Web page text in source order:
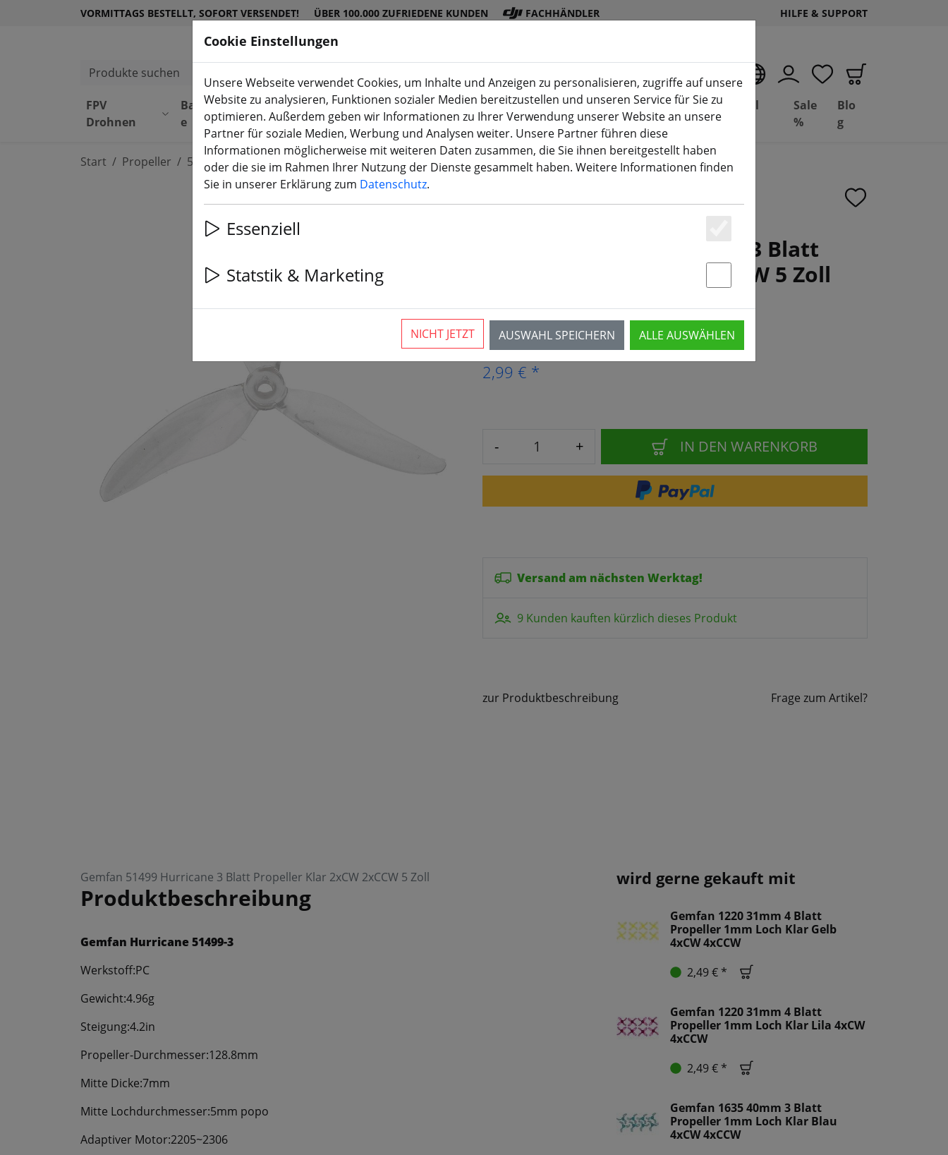
VORMITTAGS BESTELLT, SOFORT VERSENDET! ÜBER 100.000 ZUFRIEDENE KUNDEN FACHHÄNDLER HILFE & SUPPORT
Produkte suchen
FPV
Drohnen
Bauteil
e
Equipmen
t
DJI
Shop
Akku
s
Propelle
r
Zubehö
r
3D
Druck(aktuelle Seite)
Deal
Depot
Basil
Sale
%
Blo
g
Start Propeller 5 Zoll Propeller
Gemfan 51499 Hurricane 3 Blatt
Propeller Klar 2xCW 2xCCW 5 Zoll
Mehr als 10 verfügbar
2,99 € *
- + IN DEN WARENKORB
Versand am nächsten Werktag!
9 Kunden kauften kürzlich dieses Produkt
zur Produktbeschreibung Frage zum Artikel?
Gemfan 51499 Hurricane 3 Blatt Propeller Klar 2xCW 2xCCW 5 Zoll
Produktbeschreibung
Gemfan Hurricane 51499-3
Werkstoff:PC
Gewicht:4.96g
Steigung:4.2in
Propeller-Durchmesser:128.8mm
Mitte Dicke:7mm
Mitte Lochdurchmesser:5mm popo
Adaptiver Motor:2205~2306
wird gerne gekauft mit
Gemfan 1220 31mm 4 Blatt
Propeller 1mm Loch Klar Gelb
4xCW 4xCCW
2,49 € *
Gemfan 1220 31mm 4 Blatt
Propeller 1mm Loch Klar Lila 4xCW
4xCCW
2,49 € *
Gemfan 1635 40mm 3 Blatt
Propeller 1mm Loch Klar Blau
4xCW 4xCCW
Cookie Einstellungen
Unsere Webseite verwendet Cookies, um Inhalte und Anzeigen zu personalisieren, zugriffe auf unsere
Website zu analysieren, Funktionen sozialer Medien bereitzustellen und unseren Service für Sie zu
optimieren. Außerdem geben wir Informationen zu Ihrer Verwendung unserer Website an unsere
Partner für soziale Medien, Werbung und Analysen weiter. Unsere Partner führen diese
Informationen möglicherweise mit weiteren Daten zusammen, die Sie ihnen bereitgestellt haben
oder die sie im Rahmen Ihrer Nutzung der Dienste gesammelt haben. Weitere Informationen finden
Sie in unserer Erklärung zum Datenschutz.
Essenziell
Essenziell
Statstik & Marketing
AUSWAHL SPEICHERN ALLE AUSWÄHLEN
NICHT JETZT